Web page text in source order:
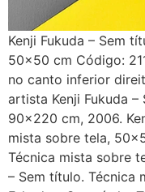
Kenji Fukuda – Sem
50×50 cm Código:
no canto inferior
artista Kenji Fukuda
90×220 cm, 2006.
mista sobre tela,
Técnica mista sobre
– Sem título. Técnica